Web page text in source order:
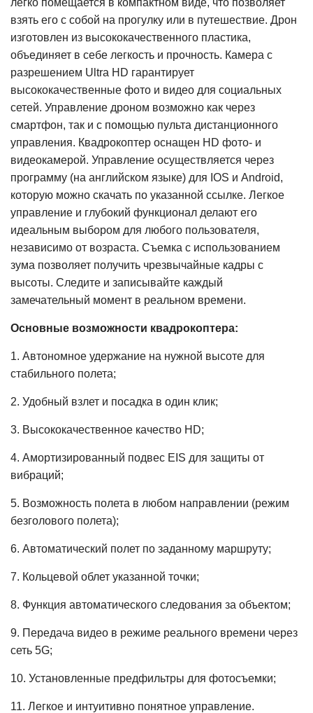
легко помещается в компактном виде, что позволяет
взять его с собой на прогулку или в путешествие. Дрон
изготовлен из высококачественного пластика,
объединяет в себе легкость и прочность. Камера с
разрешением Ultra HD гарантирует
высококачественные фото и видео для социальных
сетей. Управление дроном возможно как через
смартфон, так и с помощью пульта дистанционного
управления. Квадрокоптер оснащен HD фото- и
видеокамерой. Управление осуществляется через
программу (на английском языке) для IOS и Android,
которую можно скачать по указанной ссылке. Легкое
управление и глубокий функционал делают его
идеальным выбором для любого пользователя,
независимо от возраста. Съемка с использованием
зума позволяет получить чрезвычайные кадры с
высоты. Следите и записывайте каждый
замечательный момент в реальном времени.
Основные возможности квадрокоптера:
1. Автономное удержание на нужной высоте для
стабильного полета;
2. Удобный взлет и посадка в один клик;
3. Высококачественное качество HD;
4. Амортизированный подвес EIS для защиты от
вибраций;
5. Возможность полета в любом направлении (режим
безголового полета);
6. Автоматический полет по заданному маршруту;
7. Кольцевой облет указанной точки;
8. Функция автоматического следования за объектом;
9. Передача видео в режиме реального времени через
сеть 5G;
10. Установленные предфильтры для фотосъемки;
11. Легкое и интуитивно понятное управление.